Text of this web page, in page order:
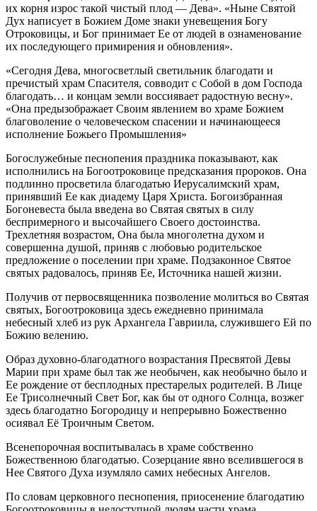
их корня изрос такой чистый плод — Дева». «Ныне Святой
Дух написует в Божием Доме знаки уневещения Богу
Отроковицы, и Бог принимает Ее от людей в ознаменование
их последующего примирения и обновления».
«Сегодня Дева, многосветлый светильник благодати и
пречистый храм Спасителя, совводит с Собой в дом Господа
благодать… и концам земли воссиявает радостную весну».
«Она предызображает Своим явлением во храме Божием
благоволение о человеческом спасении и начинающееся
исполнение Божьего Промышления»
Богослужебные песнопения праздника показывают, как
исполнились на Богоотроковице предсказания пророков. Она
подлинно просветила благодатью Иерусалимский храм,
принявший Ее как диадему Царя Христа. Богоизбранная
Богоневеста была введена во Святая святых в силу
беспримерного и высочайшего Своего достоинства.
Трехлетняя возрастом, Она была многолетна духом и
совершенна душой, приняв с любовью родительское
предложение о поселении при храме. Подзаконное Святое
святых радовалось, приняв Ее, Источника нашей жизни.
Получив от первосвященника позволение молиться во Святая
святых, Богоотроковица здесь ежедневно принимала
небесный хлеб из рук Архангела Гавриила, служившего Ей по
Божию велению.
Образ духовно-благодатного возрастания Пресвятой Девы
Марии при храме был так же необычен, как необычно было и
Ее рождение от бесплодных престарелых родителей. В Лице
Ее Трисолнечный Свет Бог, как бы от одного Солнца, возжег
здесь благодатно Богородицу и непрерывно Божественно
осиявал Её Троичным Светом.
Всенепорочная воспитывалась в храме собственно
Божественною благодатью. Созерцание явно вселившегося в
Нее Святого Духа изумляло самих небесных Ангелов.
По словам церковного песнопения, приосенение благодатию